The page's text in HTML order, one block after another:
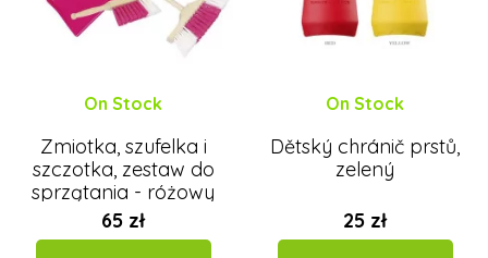
On Stock
Zmiotka, szufelka i
szczotka, zestaw do
sprzątania - różowy
65 zł
On Stock
Dětský chránič prstů,
zelený
25 zł